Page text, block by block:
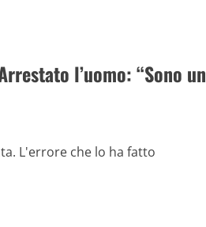
l’uomo: “Sono un
L'errore che lo ha fatto